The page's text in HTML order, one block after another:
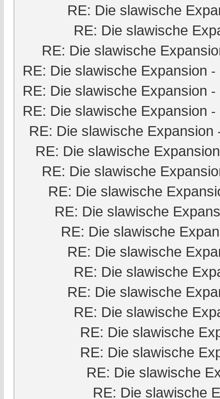
RE: Die slawische
RE: Die slawische
RE: Die slawische
RE: Die slawische Expansion -
RE: Die slawische Expansion -
RE: Die slawische Expansion -
RE: Die slawische Expansion
RE: Die slawische Expansion
RE: Die slawische
RE: Die slawische
RE: Die slawische
RE: Die slawische
RE: Die slawische
RE: Die slawische
RE: Die slawische
RE: Die slawische
RE: Die slawische
RE: Die slawische
RE: Die slawische
RE: Die slawische